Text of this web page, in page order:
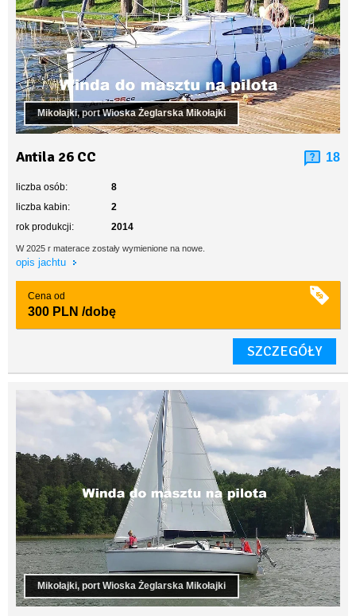
Mikołajki, port Wioska Żeglarska Mikołajki
Antila 26 CC 18
liczba osób:
8
liczba kabin:
2
rok produkcji:
2014
W 2025 r materace zostały wymienione na nowe.
opis jachtu
Cena od
300 PLN /dobę
SZCZEGÓŁY
Mikołajki, port Wioska Żeglarska Mikołajki